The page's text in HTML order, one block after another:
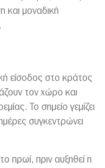
και μοναδική
είσοδος στο κράτος
τον χώρο και
Το σημείο γεμίζει
συγκεντρώνει
πρωί, πριν αυξηθεί η